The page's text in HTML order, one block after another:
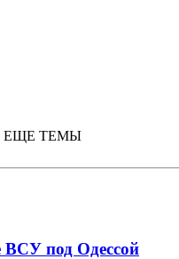
ЕЩЕ ТЕМЫ
ВСУ под Одессой